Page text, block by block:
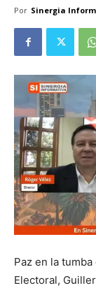
Por Sinergia
Paz en la
Electoral,